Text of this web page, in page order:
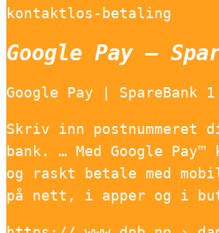
kontaktlos-betaling
Google Pay –
Google Pay | SpareBank 1
Skriv inn postnummeret
bank. … Med Google
og raskt betale med
på nett, i apper og i